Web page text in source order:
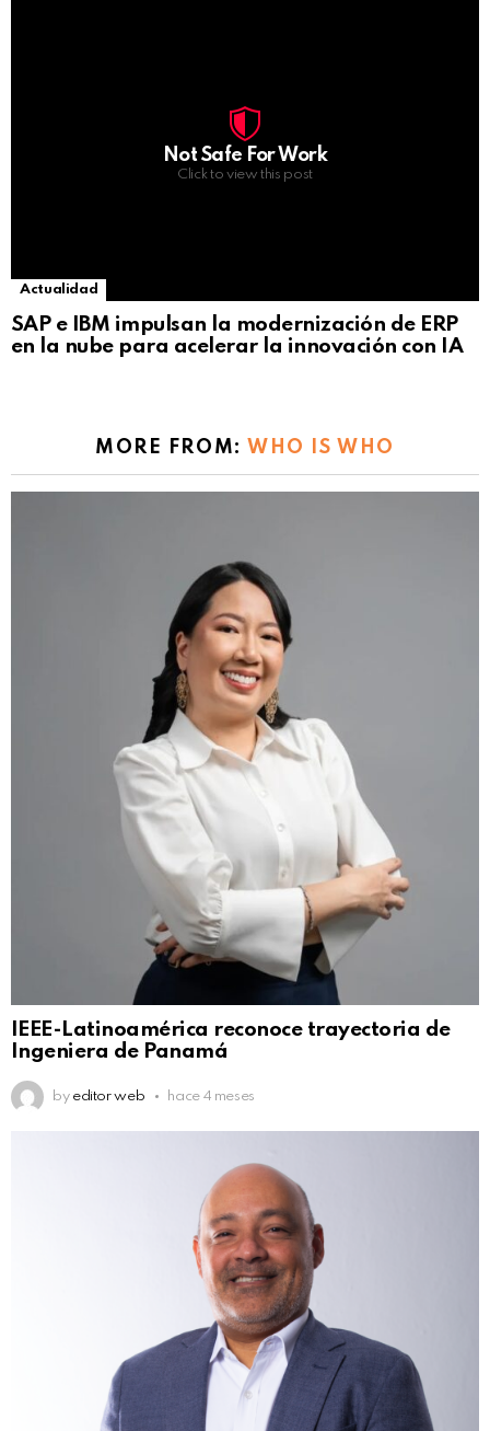
Not Safe For Work
Click to view this post
Actualidad
SAP e IBM impulsan la modernización de ERP
en la nube para acelerar la innovación con IA
MORE FROM: WHO IS WHO
IEEE-Latinoamérica reconoce trayectoria de
Ingeniera de Panamá
by editor web hace 4 meses